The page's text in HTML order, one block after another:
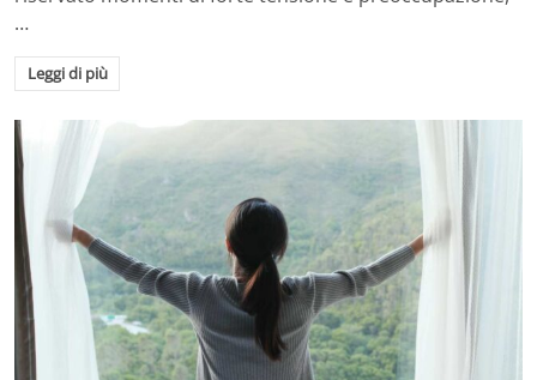
…
Leggi di più